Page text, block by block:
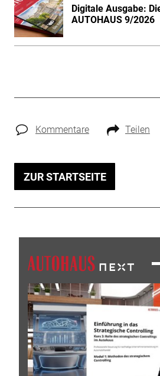
Digitale Ausgabe:
AUTOHAUS 9/2026
Kommentare Teilen
ZUR STARTSEITE